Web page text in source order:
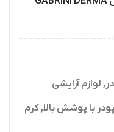
, لوازم آرایشی
با پوشش بالا, کرم